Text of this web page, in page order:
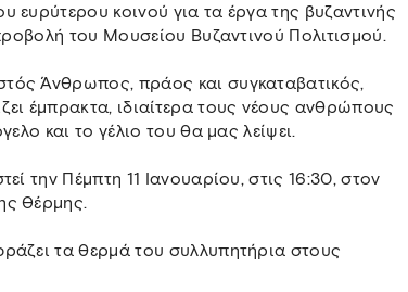
ευρύτερου κοινού για τα έργα της βυζαντινής
του Μουσείου Βυζαντινού Πολιτισμού.
Άνθρωπος, πράος και συγκαταβατικός,
έμπρακτα, ιδιαίτερα τους νέους ανθρώπους
και το γέλιο του θα μας λείψει.
την Πέμπτη 11 Ιανουαρίου, στις 16:30, στον
Θέρμης.
τα θερμά του συλλυπητήρια στους